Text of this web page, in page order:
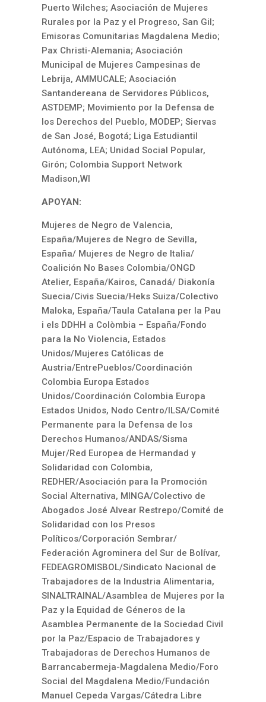
Puerto Wilches; Asociación de Mujeres
Rurales por la Paz y el Progreso, San Gil;
Emisoras Comunitarias Magdalena Medio;
Pax Christi-Alemania; Asociación
Municipal de Mujeres Campesinas de
Lebrija, AMMUCALE; Asociación
Santandereana de Servidores Públicos,
ASTDEMP; Movimiento por la Defensa de
los Derechos del Pueblo, MODEP; Siervas
de San José, Bogotá; Liga Estudiantil
Autónoma, LEA; Unidad Social Popular,
Girón; Colombia Support Network
Madison,WI
APOYAN:
Mujeres de Negro de Valencia,
España/Mujeres de Negro de Sevilla,
España/ Mujeres de Negro de Italia/
Coalición No Bases Colombia/ONGD
Atelier, España/Kairos, Canadá/ Diakonía
Suecia/Civis Suecia/Heks Suiza/Colectivo
Maloka, España/Taula Catalana per la Pau
i els DDHH a Colòmbia – España/Fondo
para la No Violencia, Estados
Unidos/Mujeres Católicas de
Austria/EntrePueblos/Coordinación
Colombia Europa Estados
Unidos/Coordinación Colombia Europa
Estados Unidos, Nodo Centro/ILSA/Comité
Permanente para la Defensa de los
Derechos Humanos/ANDAS/Sisma
Mujer/Red Europea de Hermandad y
Solidaridad con Colombia,
REDHER/Asociación para la Promoción
Social Alternativa, MINGA/Colectivo de
Abogados José Alvear Restrepo/Comité de
Solidaridad con los Presos
Políticos/Corporación Sembrar/
Federación Agrominera del Sur de Bolívar,
FEDEAGROMISBOL/Sindicato Nacional de
Trabajadores de la Industria Alimentaria,
SINALTRAINAL/Asamblea de Mujeres por la
Paz y la Equidad de Géneros de la
Asamblea Permanente de la Sociedad Civil
por la Paz/Espacio de Trabajadores y
Trabajadoras de Derechos Humanos de
Barrancabermeja-Magdalena Medio/Foro
Social del Magdalena Medio/Fundación
Manuel Cepeda Vargas/Cátedra Libre